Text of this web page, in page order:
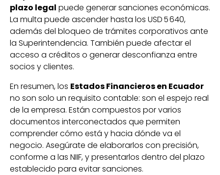
plazo legal puede generar sanciones económicas.
La multa puede ascender hasta los USD 5 640,
además del bloqueo de trámites corporativos ante
la Superintendencia. También puede afectar el
acceso a créditos o generar desconfianza entre
socios y clientes.
En resumen, los Estados Financieros en Ecuador
no son solo un requisito contable: son el espejo real
de la empresa. Están compuestos por varios
documentos interconectados que permiten
comprender cómo está y hacia dónde va el
negocio. Asegúrate de elaborarlos con precisión,
conforme a las NIIF, y presentarlos dentro del plazo
establecido para evitar sanciones.